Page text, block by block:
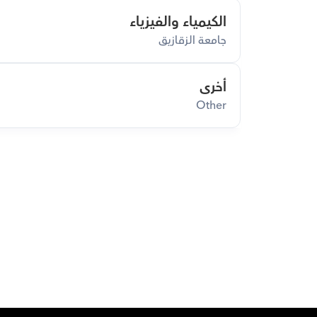
الكيمياء والفيزياء
جامعة الزقازيق
أخرى
Other